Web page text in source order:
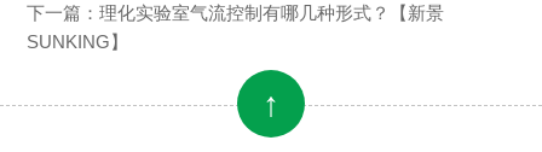
下一篇： 理化实验室气流控制有哪几种形式？【新景
SUNKING】
↑